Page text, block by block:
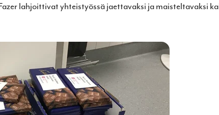
lahjoittivat yhteistyössä jaettavaksi ja maisteltavaksi